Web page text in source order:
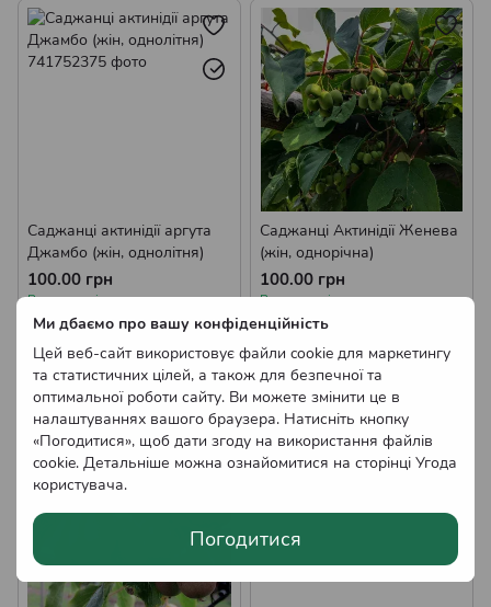
Ми дбаємо про вашу конфіденційність
Цей веб-сайт використовує файли cookie для маркетингу
та статистичних цілей, а також для безпечної та
оптимальної роботи сайту. Ви можете змінити це в
налаштуваннях вашого браузера. Натисніть кнопку
«Погодитися», щоб дати згоду на використання файлів
cookie. Детальніше можна ознайомитися на сторінці Угода
користувача.
Погодитися
Саджанці актинідії аргута
Джамбо (жін, однолітня)
100.00 грн
В наявності
Оптові ціни
Саджанці Актинідії Женева
(жін, однорічна)
100.00 грн
В наявності
Оптові ціни